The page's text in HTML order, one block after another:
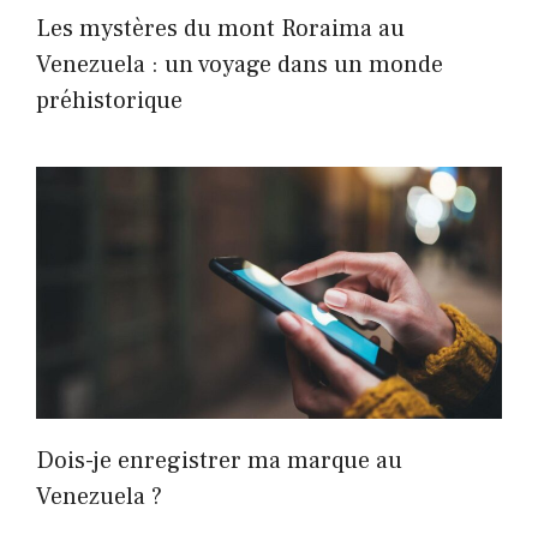
Les mystères du mont Roraima au
Venezuela : un voyage dans un monde
préhistorique
Dois-je enregistrer ma marque au
Venezuela ?